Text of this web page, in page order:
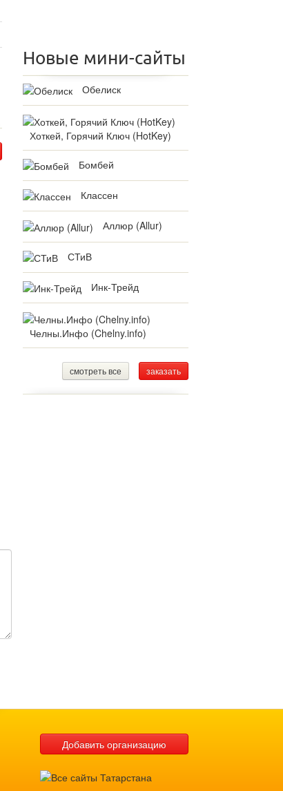
Новые мини-сайты
Обелиск
Хоткей, Горячий Ключ (HotKey)
Бомбей
Классен
Аллюр (Allur)
СТиВ
Инк-Трейд
Челны.Инфо (Chelny.info)
смотреть все заказать
Добавить организацию